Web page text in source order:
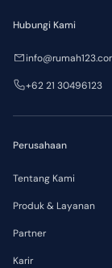
Perusahaan
Tentang Kami
Produk & Layanan
Partner
Karir
Hubungi Kami
+62 21 30496123